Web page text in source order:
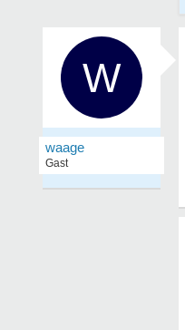
W
waage
Gast